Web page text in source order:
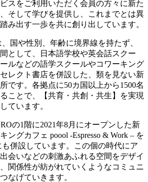
スをご利用いただく会員の方々に新た
そして学びを提供し、これまでとは異
み出す一歩を共に創り出しています。
国や性別、年齢に境界線を持たず、
として、日本語学校や英会話スクー
ルなどの語学スクールやコワーキング
レクト書店を併設した、類を見ない新
です。各拠点に50カ国以上から1500名
ことで、【共育・共創・共生】を実現
ています。
の1階に2021年8月にオープンした新
ングカフェ poool -Espresso & Work – を
併設しています。この個の時代にア
会いなどの刺激あふれる空間をデザイ
関係性が紡がれていくようなコミュニ
なげていきます。